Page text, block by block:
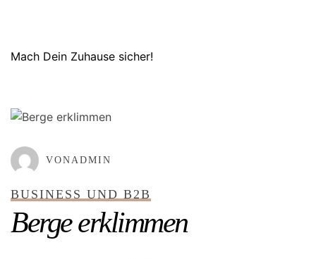
Mach Dein Zuhause sicher!
VONADMIN
BUSINESS UND B2B
Berge erklimmen